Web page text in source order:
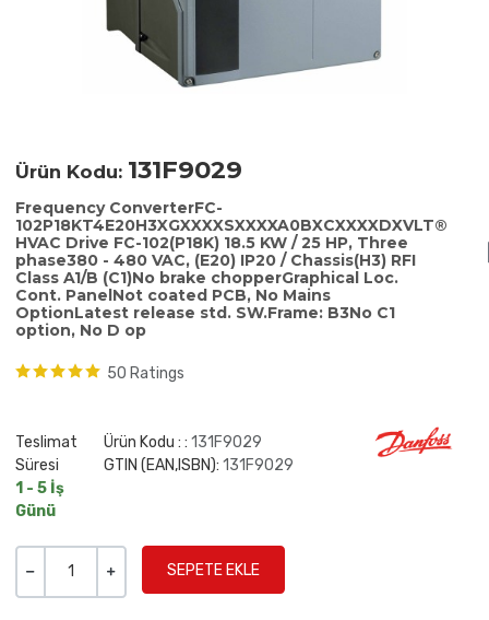
Ürün Kodu: 131F9029
Frequency ConverterFC-
102P18KT4E20H3XGXXXXSXXXXA0BXCXXXXDXVLT®
HVAC Drive FC-102(P18K) 18.5 KW / 25 HP, Three
phase380 - 480 VAC, (E20) IP20 / Chassis(H3) RFI
Class A1/B (C1)No brake chopperGraphical Loc.
Cont. PanelNot coated PCB, No Mains
OptionLatest release std. SW.Frame: B3No C1
option, No D op
50 Ratings
Teslimat
Süresi
1 - 5 İş
Günü
Ürün Kodu : : 131F9029
GTIN (EAN,ISBN): 131F9029